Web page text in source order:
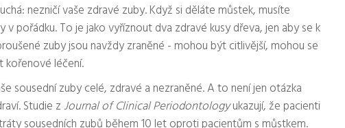
nezničí vaše zdravé zuby. Když si děláte můstek, musíte
pořádku. To je jako vyříznout dva zdravé kusy dřeva, jen aby se k
zuby jsou navždy zraněné - mohou být citlivější, mohou se
léčení.
sousední zuby celé, zdravé a nezraněné. A to není jen otázka
Studie zJournal of Clinical Periodontologyukazují, že pacienti
sousedních zubů během 10 let oproti pacientům s můstkem.